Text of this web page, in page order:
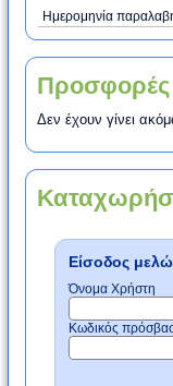
Ημερομηνία
Προσφορές
Δεν έχουν γίνει
Είσοδος
Όνομα Χρήστη
Κωδικός